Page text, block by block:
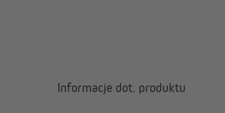
Informacje dot. produktu